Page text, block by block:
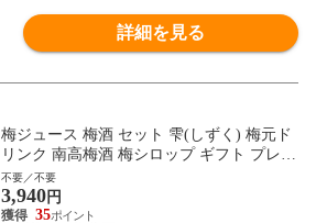
詳細を見る
梅ジュース 梅酒 セット 雫(しずく) 梅元ド
リンク 南高梅酒 梅シロップ ギフト プレゼ
ント
不要／不要
3,940円
35